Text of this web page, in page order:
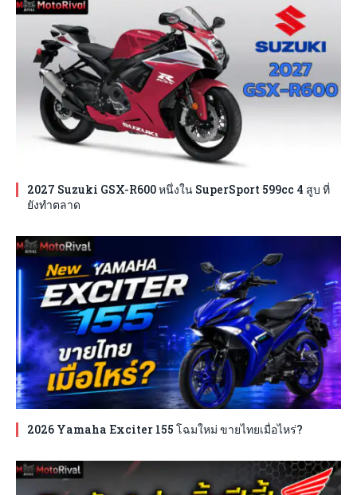
2027 Suzuki GSX-R600 หนึ่งใน SuperSport 599cc 4 สูบ ที่
ยังทำตลาด
2026 Yamaha Exciter 155 โฉมใหม่ ขายไทยเมื่อไหร่?